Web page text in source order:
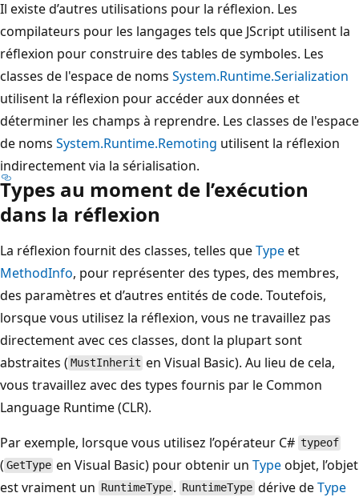
Il existe d’autres utilisations pour la réflexion. Les
compilateurs pour les langages tels que JScript utilisent la
réflexion pour construire des tables de symboles. Les
classes de l'espace de noms System.Runtime.Serialization
utilisent la réflexion pour accéder aux données et
déterminer les champs à reprendre. Les classes de l'espace
de noms System.Runtime.Remoting utilisent la réflexion
indirectement via la sérialisation.
Types au moment de l’exécution
dans la réflexion
La réflexion fournit des classes, telles queTypeet
MethodInfo, pour représenter des types, des membres,
des paramètres et d’autres entités de code. Toutefois,
lorsque vous utilisez la réflexion, vous ne travaillez pas
directement avec ces classes, dont la plupart sont
abstraites ( MustInherit en Visual Basic). Au lieu de cela,
vous travaillez avec des types fournis par le Common
Language Runtime (CLR).
Par exemple, lorsque vous utilisez l’opérateur C# typeof
( GetType en Visual Basic) pour obtenir unTypeobjet, l’objet
est vraiment un RuntimeType . RuntimeType dérive deType